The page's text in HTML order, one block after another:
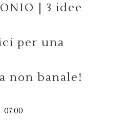
| 3 idee
per una
non banale!
07:00